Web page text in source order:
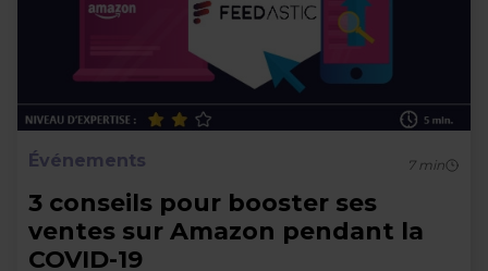
Événements 7min
3 conseils pour booster ses
ventes sur Amazon pendant la
COVID-19